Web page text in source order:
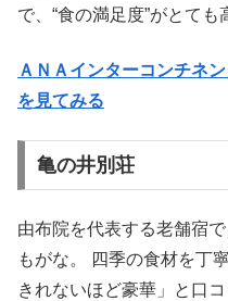
で、“食の満足度”がとても
ＡＮＡインターコンチネ
を見てみる
亀の井別荘
由布院を代表する老舗宿
もがな。 四季の食材を丁
きれないほど豪華」と口コ